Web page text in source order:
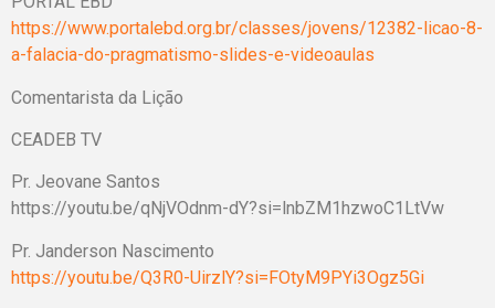
https://www.portalebd.org.br/classes/jovens/12382-licao-8-
a-falacia-do-pragmatismo-slides-e-videoaulas
Comentarista da Lição
CEADEB TV
Pr. Jeovane Santos
https://youtu.be/qNjVOdnm-dY?si=lnbZM1hzwoC1LtVw
Pr. Janderson Nascimento
https://youtu.be/Q3R0-UirzlY?si=FOtyM9PYi3Ogz5Gi